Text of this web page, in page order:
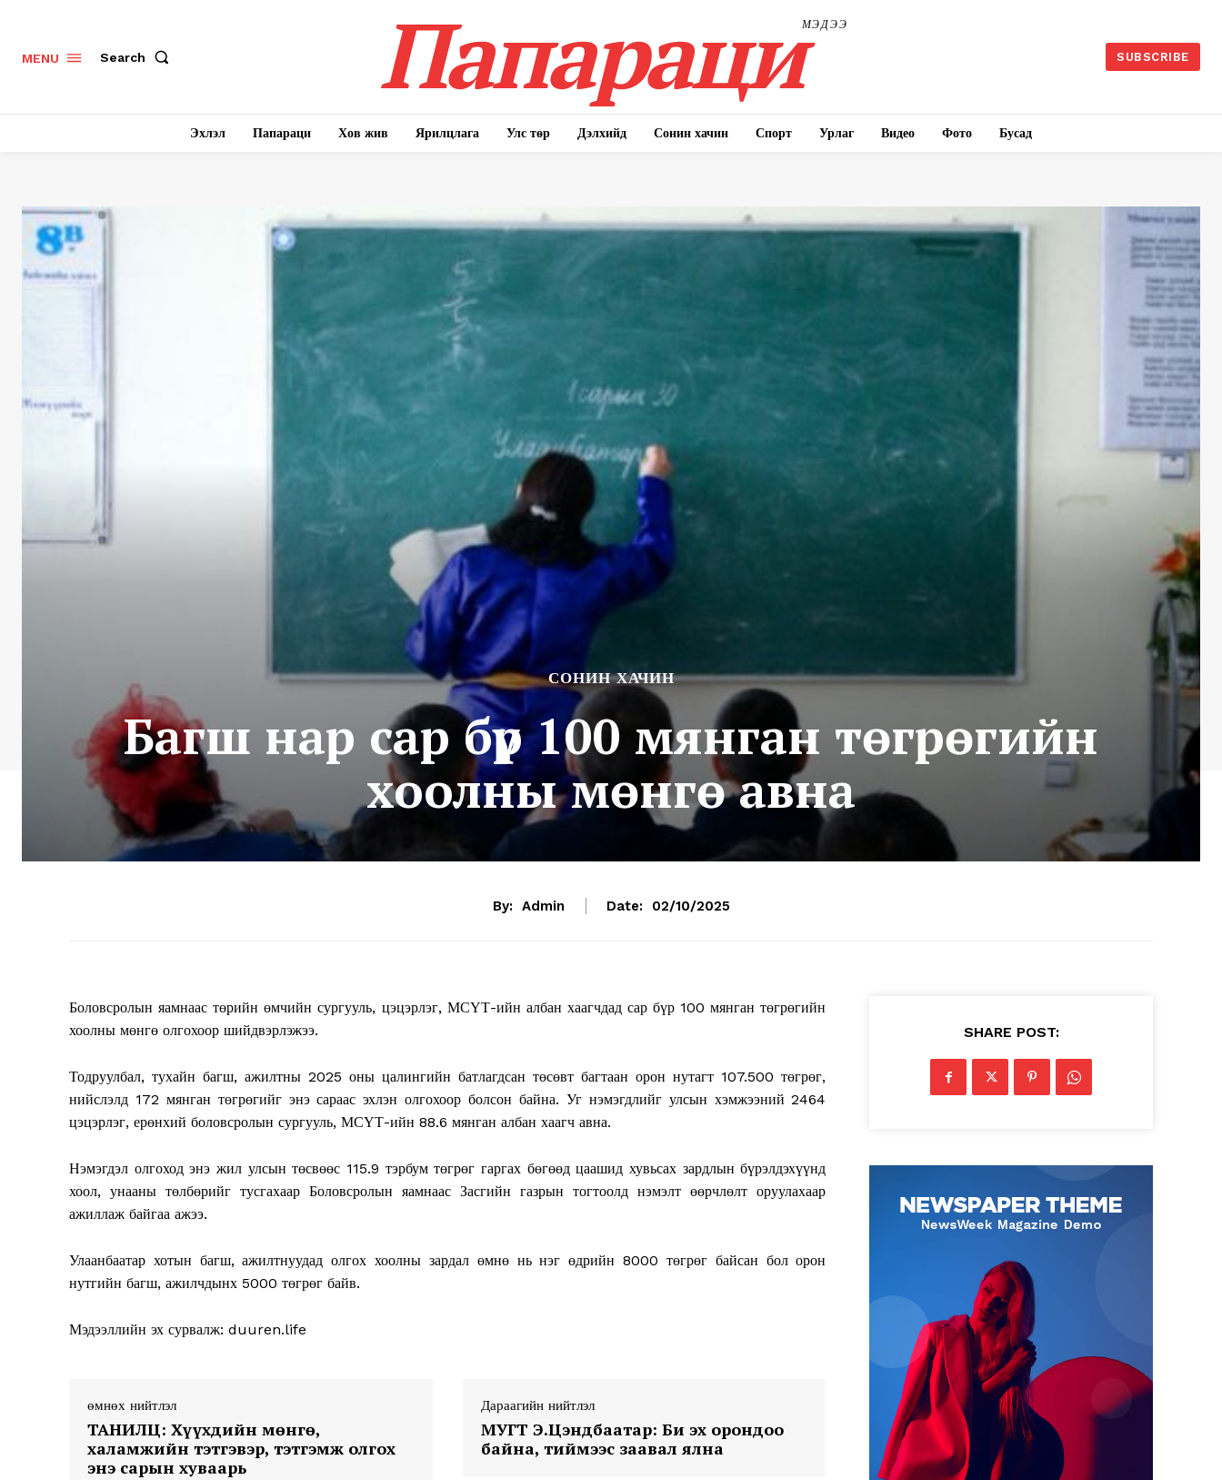
Company
MENU Search ПапарациМЭДЭЭ
SUBSCRIBE
Эхлэл Папараци Хов жив Ярилцлага Улс төр Дэлхийд Сонин хачин Спорт Урлаг Видео Фото Бусад
СОНИН ХАЧИН
Багш нар сар бүр 100 мянган төгрөгийн
хоолны мөнгө авна
By: Admin Date: 02/10/2025
Боловсролын яамнаас төрийн өмчийн сургууль, цэцэрлэг, МСҮТ-ийн албан хаагчдад сар бүр 100 мянган төгрөгийн
хоолны мөнгө олгохоор шийдвэрлэжээ.
Тодруулбал, тухайн багш, ажилтны 2025 оны цалингийн батлагдсан төсөвт багтаан орон нутагт 107.500 төгрөг,
нийслэлд 172 мянган төгрөгийг энэ сараас эхлэн олгохоор болсон байна. Уг нэмэгдлийг улсын хэмжээний 2464
цэцэрлэг, ерөнхий боловсролын сургууль, МСҮТ-ийн 88.6 мянган албан хаагч авна.
Нэмэгдэл олгоход энэ жил улсын төсвөөс 115.9 тэрбум төгрөг гаргах бөгөөд цаашид хувьсах зардлын бүрэлдэхүүнд
хоол, унааны төлбөрийг тусгахаар Боловсролын яамнаас Засгийн газрын тогтоолд нэмэлт өөрчлөлт оруулахаар
ажиллаж байгаа ажээ.
Улаанбаатар хотын багш, ажилтнуудад олгох хоолны зардал өмнө нь нэг өдрийн 8000 төгрөг байсан бол орон
нутгийн багш, ажилчдынх 5000 төгрөг байв.
Мэдээллийн эх сурвалж: duuren.life
өмнөх нийтлэл
ТАНИЛЦ: Хүүхдийн мөнгө,
халамжийн тэтгэвэр, тэтгэмж олгох
энэ сарын хуваарь
Дараагийн нийтлэл
МУГТ Э.Цэндбаатар: Би эх орондоо
байна, тиймээс заавал ялна
SHARE POST: